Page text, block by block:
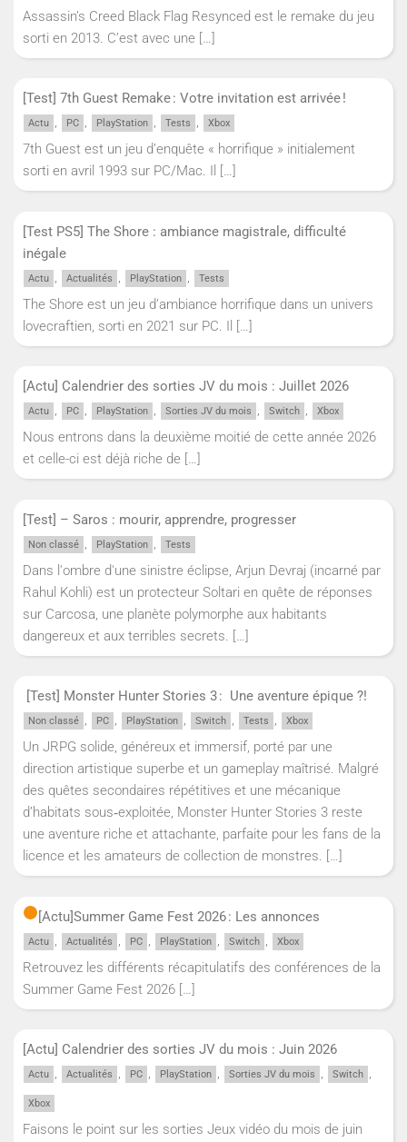
Assassin’s Creed Black Flag Resynced est le remake du jeu
sorti en 2013. C’est avec une […]
[Test] 7th Guest Remake : Votre invitation est arrivée !
Actu , PC , PlayStation , Tests , Xbox
7th Guest est un jeu d’enquête « horrifique » initialement
sorti en avril 1993 sur PC/Mac. Il […]
[Test PS5] The Shore : ambiance magistrale, difficulté
inégale
Actu Actualités PlayStation Tests
The Shore est un jeu d’ambiance horrifique dans un univers
lovecraftien, sorti en 2021 sur PC. Il […]
[Actu] Calendrier des sorties JV du mois : Juillet 2026
Actu , PC , PlayStation , Sorties JV du mois , Switch , Xbox
Nous entrons dans la deuxième moitié de cette année 2026
et celle-ci est déjà riche de […]
[Test] – Saros : mourir, apprendre, progresser
Non classé PlayStation Tests
Dans l'ombre d'une sinistre éclipse, Arjun Devraj (incarné par
Rahul Kohli) est un protecteur Soltari en quête de réponses
sur Carcosa, une planète polymorphe aux habitants
dangereux et aux terribles secrets.
[…]
[Test] Monster Hunter Stories 3 : Une aventure épique ?!
Non classé , PC , PlayStation , Switch , Tests , Xbox
Un JRPG solide, généreux et immersif, porté par une
direction artistique superbe et un gameplay maîtrisé. Malgré
des quêtes secondaires répétitives et une mécanique
d’habitats sous‑exploitée, Monster Hunter Stories 3 reste
une aventure riche et attachante, parfaite pour les fans de la
licence et les amateurs de collection de monstres. […]
[Actu]Summer Game Fest 2026 : Les annonces
Actu Actualités PC PlayStation Switch Xbox
Retrouvez les différents récapitulatifs des conférences de la
Summer Game Fest 2026 […]
[Actu] Calendrier des sorties JV du mois : Juin 2026
Actu , Actualités , PC , PlayStation , Sorties JV du mois , Switch ,
Xbox
Faisons le point sur les sorties Jeux vidéo du mois de juin